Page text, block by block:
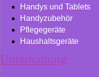
Handys und Tablets
Handyzubehör
Pflegegeräte
Haushaltsgeräte
Unterhaltung